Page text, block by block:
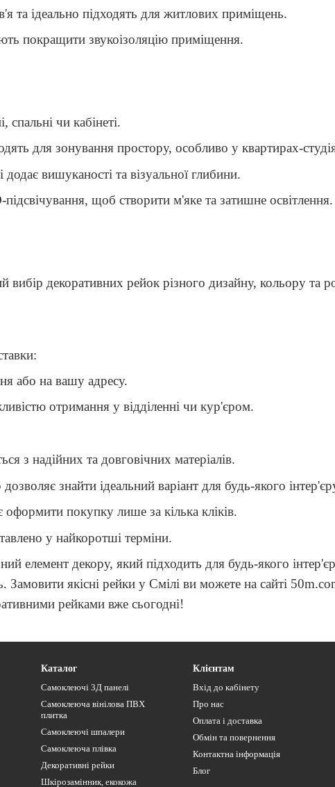
та ідеально підходять для житлових приміщень.
покращити звукоізоляцію приміщення.
спальні чи кабінеті.
для зонування простору, особливо у квартирах-
додає вишуканості та візуальної глибини.
щоб створити м'яке та затишне освітлення.
декоративних рейок різного дизайну, кольору та
або на вашу адресу.
отримання у відділенні чи кур'єром.
з надійних та довговічних матеріалів.
знайти ідеальний варіант для будь-якого
покупку лише за кілька кліків.
у найкоротші терміни.
елемент декору, який підходить для будь-якого
Замовити якісні рейки у Смілі ви можете на сайті
рейками вже сьогодні!
Каталог
Самоклеючі 3Д панелі
Самоклеюча вінілова ПВХ
плитка
Самоклеючі шпалери
Самоклеюча плівка
Декоративні рейки
Шкірозамінник, екокожа
Клієнтам
Вхід до кабінету
Про нас
Оплата і доставка
Обмін та повернення
Контактна інформація
Блог